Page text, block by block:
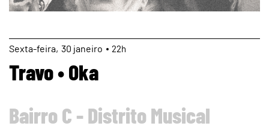
page
30 janeiro
Sexta 22h
Travo • Oka
Bairro C - Distrito Musical